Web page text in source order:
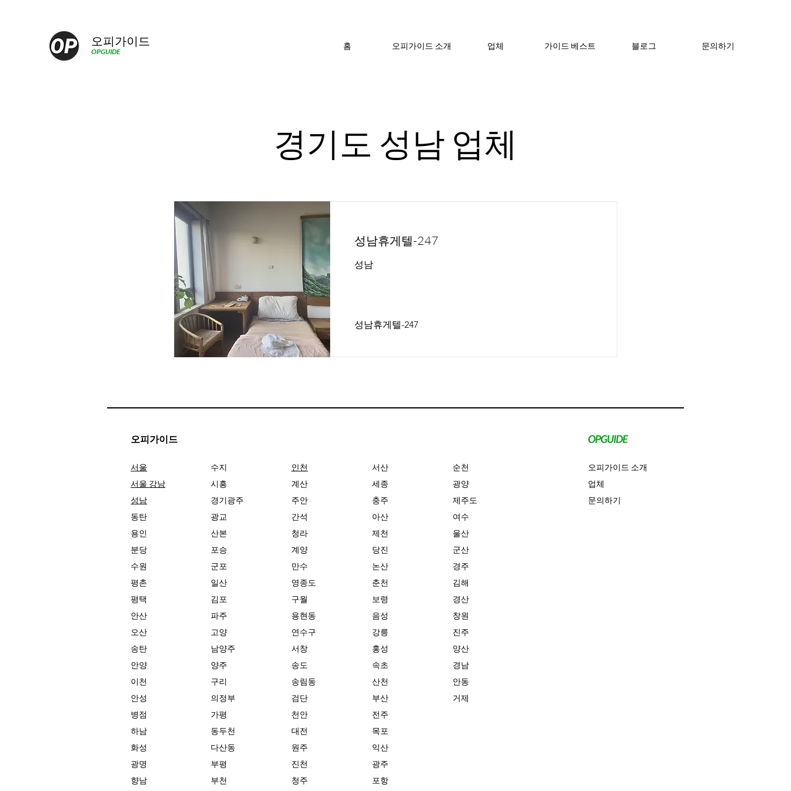
오피가이드
OPGUIDE
홈 오피가이드 소개 업체 가이드 베스트 블로그 문의하기
경기도 성남 업체
성남휴게텔-247
성남
성남휴게텔-247
오피가이드
서울
서울 강남
성남
동탄
용인
분당
수원
평촌
평택
안산
오산
송탄
안양
이천
안성
병점
하남
화성
광명
향남
수지
시흥
경기광주
광교
산본
포승
군포
일산
김포
파주
고양
남양주
양주
구리
의정부
가평
동두천
다산동
부평
부천
인천
계산
주안
간석
청라
계양
만수
영종도
구월
용현동
연수구
서창
송도
송림동
검단
천안
대전
원주
진천
청주
서산
세종
충주
아산
제천
당진
논산
춘천
보령
음성
강릉
홍성
속초
산천
부산
전주
목포
익산
광주
포항
순천
광양
제주도
여수
울산
군산
경주
김해
경산
창원
진주
양산
경남
안동
거제
오피가이드 소개
업체
문의하기